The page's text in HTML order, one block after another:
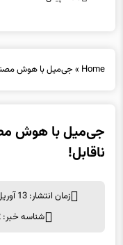
Home
»جی‌میل با هوش مصنوعی، ماهی ۶۰۰
ناقابل!
زمان انتشار: 13 آوریل 2024 ساعت 22:25
شناسه خبر: 2750872